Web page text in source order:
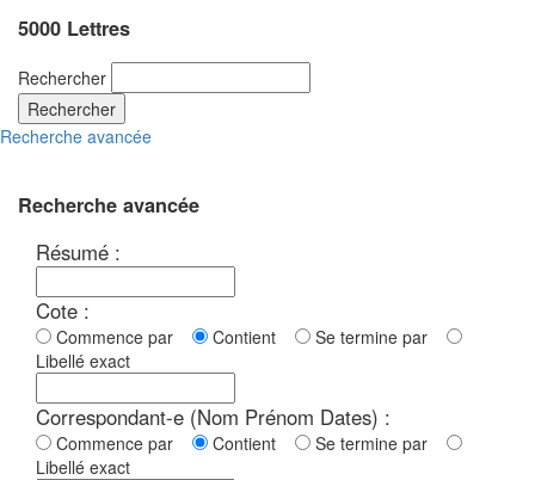
5000 Lettres
Rechercher
Rechercher
Recherche avancée
Recherche avancée
Résumé :
Cote :
Commence par Contient
Se termine par
Libellé exact
Correspondant-e (Nom Prénom Dates) :
Commence par Contient
Se termine par
Libellé exact